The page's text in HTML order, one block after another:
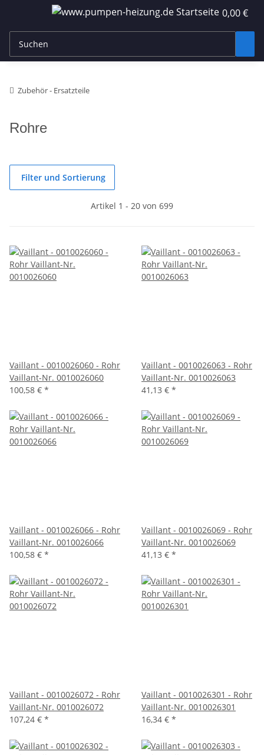
0,00 €
Zubehör - Ersatzteile
Rohre
Filter und Sortierung
Artikel 1 - 20 von 699
Vaillant - 0010026060 - Rohr
Vaillant-Nr. 0010026060
100,58 € *
Vaillant - 0010026063 - Rohr
Vaillant-Nr. 0010026063
41,13 € *
Vaillant - 0010026066 - Rohr
Vaillant-Nr. 0010026066
100,58 € *
Vaillant - 0010026069 - Rohr
Vaillant-Nr. 0010026069
41,13 € *
Vaillant - 0010026072 - Rohr
Vaillant-Nr. 0010026072
107,24 € *
Vaillant - 0010026301 - Rohr
Vaillant-Nr. 0010026301
16,34 € *